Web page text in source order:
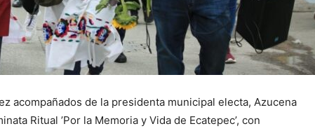
acompañados de la presidenta municipal electa, Azucena
Ritual ’Por la Memoria y Vida de Ecatepec’, con